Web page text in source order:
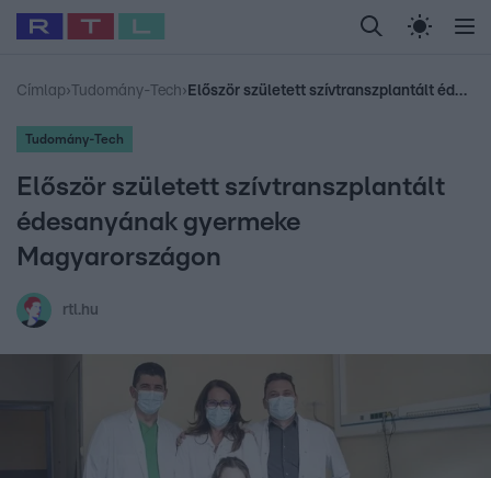
Legfrissebb RTL Híradó Randi Celeb vagyok,
Babits Marcella Most Wanted Gallusz
Címlap› Tudomány-Tech› Először született szívtranszplantált édesanyának gyermeke Magyarországon
Tudomány-Tech
Először született szívtranszplantált
édesanyának gyermeke
Magyarországon
rtl.hu